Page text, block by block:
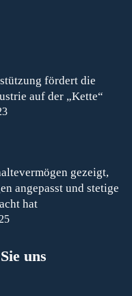
fördert die
auf der „Kette“
gezeigt,
angepasst und stetige
hat
uns